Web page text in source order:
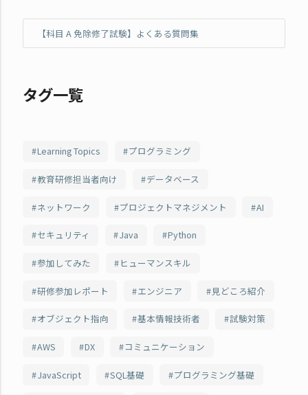
【科目 A 免除修了試験】よくある質問集
タグ一覧
Learning Topics プログラミング
教育研修担当者向け データベース
ネットワーク プロジェクトマネジメント AI
セキュリティ Java Python
参加してみた ヒューマンスキル
研修参加レポート エンジニア 見どころ紹介
オブジェクト指向 基本情報技術者 試験対策
AWS DX コミュニケーション
JavaScript SQL基礎 プログラミング基礎